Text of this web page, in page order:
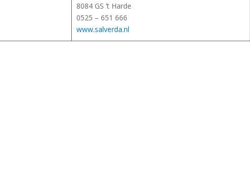
8084 GS ’t Harde
0525 – 651 666
www.salverda.nl